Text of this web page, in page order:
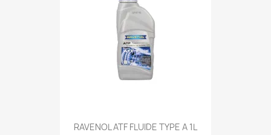
RAVENOL ATF FLUIDE TYPE A 1L